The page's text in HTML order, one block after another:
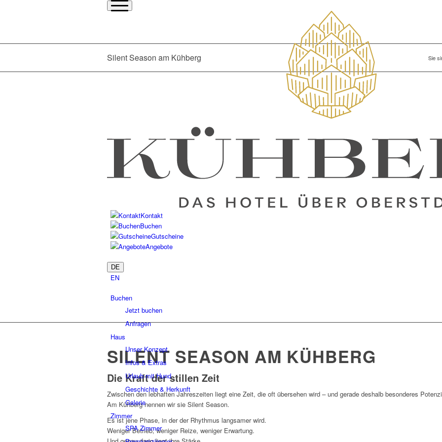
Kontakt
Buchen
Gutscheine
Angebote
DE
EN
Buchen
Jetzt buchen
Anfragen
Haus
Unser Konzept
Infos & Extras
Urlaub mit Hund
Geschichte & Herkunft
Galerie
Zimmer
SPA Zimmer
Silent Season am Kühberg Sie
SILENT SEASON AM KÜHBERG
Die Kraft der stillen Zeit
Zwischen den lebhaften Jahreszeiten liegt eine Zeit, die oft übersehen wird – und gerade deshalb besonderes
Am Kühberg nennen wir sie Silent Season.
Es ist jene Phase, in der der Rhythmus langsamer wird.
Weniger Betrieb, weniger Reize, weniger Erwartung.